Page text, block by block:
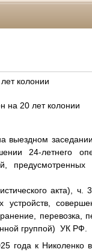
колонии
на 20 лет колонии
24-летнего
акта), ч.
устройств,
перевозка,
группой) УК РФ.
года к Николенко